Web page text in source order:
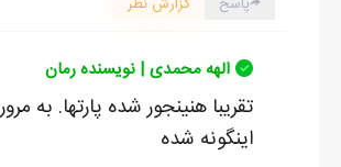
الهه محمدی | نویسنده رمان
تقریبا هنینجور شده پارتها. به
اینگونه شده